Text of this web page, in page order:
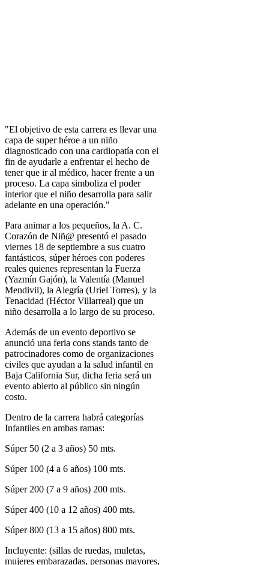
"El objetivo de esta carrera es llevar una
capa de super héroe a un niño
diagnosticado con una cardiopatía con el
fin de ayudarle a enfrentar el hecho de
tener que ir al médico, hacer frente a un
proceso. La capa simboliza el poder
interior que el niño desarrolla para salir
adelante en una operación."
Para animar a los pequeños, la A. C.
Corazón de Niñ@ presentó el pasado
viernes 18 de septiembre a sus cuatro
fantásticos, súper héroes con poderes
reales quienes representan la Fuerza
(Yazmín Gajón), la Valentía (Manuel
Mendivil), la Alegría (Uriel Torres), y la
Tenacidad (Héctor Villarreal) que un
niño desarrolla a lo largo de su proceso.
Además de un evento deportivo se
anunció una feria cons stands tanto de
patrocinadores como de organizaciones
civiles que ayudan a la salud infantil en
Baja California Sur, dicha feria será un
evento abierto al público sin ningún
costo.
Dentro de la carrera habrá categorías
Infantiles en ambas ramas:
Súper 50 (2 a 3 años) 50 mts.
Súper 100 (4 a 6 años) 100 mts.
Súper 200 (7 a 9 años) 200 mts.
Súper 400 (10 a 12 años) 400 mts.
Súper 800 (13 a 15 años) 800 mts.
Incluyente: (sillas de ruedas, muletas,
mujeres embarazadas, personas mayores,